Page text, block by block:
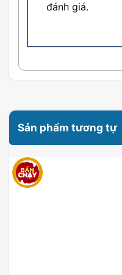
Độ phân giải
đánh giá.
Sản phẩm tương tự